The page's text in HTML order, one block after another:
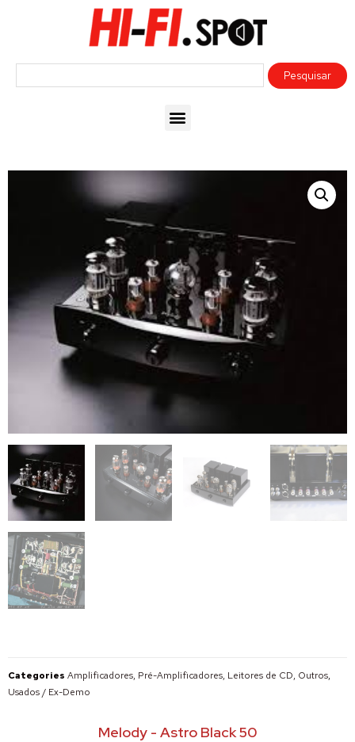
Categories Amplificadores, Pré-Amplificadores, Leitores de CD, Outros,
Usados / Ex-Demo
Melody - Astro Black 50